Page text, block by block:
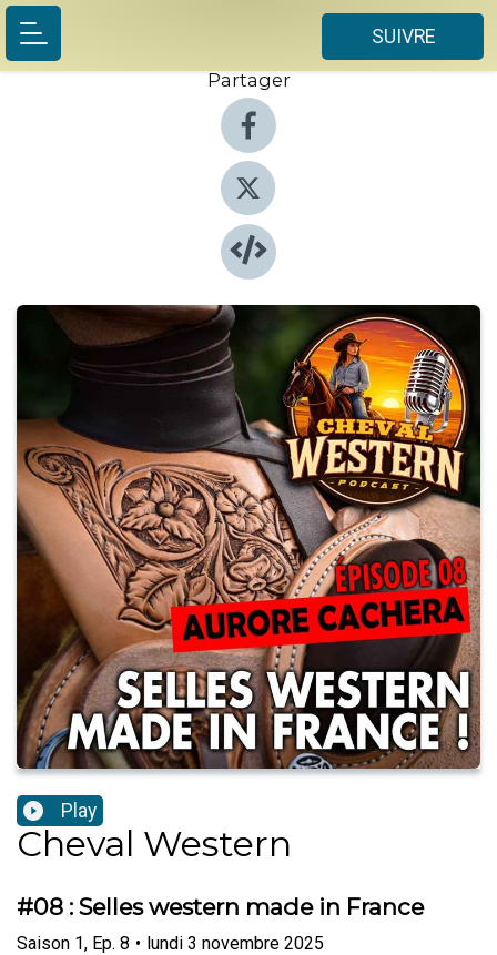
SUIVRE
Partager
Play
Cheval Western
#08 : Selles western made in France
Saison 1, Ep. 8 • lundi 3 novembre 2025